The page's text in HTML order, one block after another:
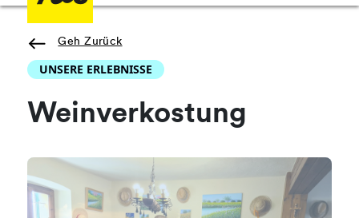
Geh Zurück
UNSERE ERLEBNISSE
Weinverkostung